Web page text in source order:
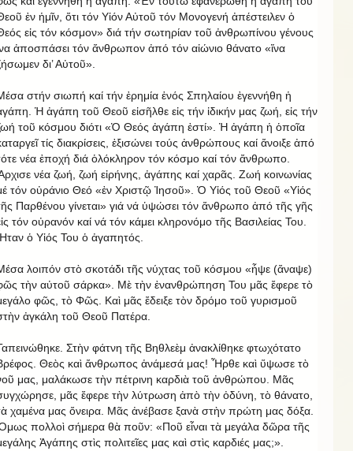
ἐν ἡμῖν, ὅτι τόν Υἱόν Αὐτοῦ τόν Μονογενή ἀπέστειλεν ὁ
εἰς τόν κόσμον» διά τήν σωτηρίαν τοῦ ἀνθρωπίνου γένους
ἀποσπάσει τόν ἄνθρωπον ἀπό τόν αἰώνιο θάνατο «ἵνα
δι’ Αὐτοῦ».
στήν σιωπή καί τήν ἐρημία ἑνός Σπηλαίου ἐγεννήθη ἡ
Ἡ ἀγάπη τοῦ Θεοῦ εἰσῆλθε εἰς τήν ἰδικήν μας ζωή, εἰς τήν
τοῦ κόσμου διότι «Ὁ Θεός ἀγάπη ἐστί». Ἡ ἀγάπη ἡ ὁποῖα
τίς διακρίσεις, ἐξισώνει τούς ἀνθρώπους καί ἄνοιξε ἀπό
νέα ἐποχή διά ὁλόκληρον τόν κόσμο καί τόν ἄνθρωπο.
νέα ζωή, ζωή εἰρήνης, ἀγάπης καί χαρᾶς. Ζωή κοινωνίας
τόν οὐράνιο Θεό «ἐν Χριστῷ Ἰησοῦ». Ὁ Υἱός τοῦ Θεοῦ «Υἱός
Παρθένου γίνεται» γιά νά ὑψώσει τόν ἄνθρωπο ἀπό τῆς γῆς
τόν οὐρανόν καί νά τόν κάμει κληρονόμο τῆς Βασιλείας Του.
ὁ Υἱός Του ὁ ἀγαπητός.
λοιπόν στὸ σκοτάδι τῆς νύχτας τοῦ κόσμου «ἧψε (ἄναψε)
τὴν αὐτοῦ σάρκα». Μὲ τὴν ἐνανθρώπηση Του μᾶς ἔφερε τὸ
φῶς, τὸ Φῶς. Καὶ μᾶς ἔδειξε τὸν δρόμο τοῦ γυρισμοῦ
ἀγκάλη τοῦ Θεοῦ Πατέρα.
Στὴν φάτνη τῆς Βηθλεὲμ ἀνακλίθηκε φτωχότατο
Θεὸς καὶ ἄνθρωπος ἀνάμεσά μας! Ἦρθε καὶ ὕψωσε τὸ
μας, μαλάκωσε τὴν πέτρινη καρδιὰ τοῦ ἀνθρώπου. Μᾶς
μᾶς ἔφερε τὴν λύτρωση ἀπὸ τὴν ὀδύνη, τὸ θάνατο,
χαμένα μας ὄνειρα. Μᾶς ἀνέβασε ξανὰ στὴν πρώτη μας δόξα.
πολλοὶ σήμερα θὰ ποῦν: «Ποῦ εἶναι τὰ μεγάλα δῶρα τῆς
Ἀγάπης στὶς πολιτεῖες μας καὶ στὶς καρδιές μας;».